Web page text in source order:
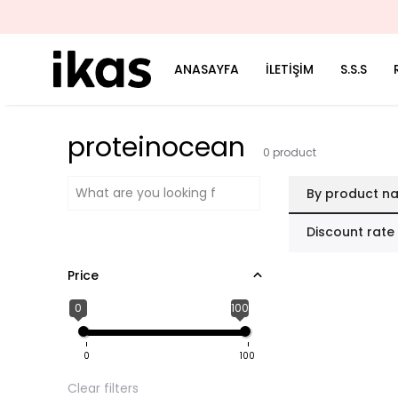
ANASAYFA İLETİŞİM S.S.S
proteinocean 0 product
By product
Discount
Price
0 100
0 100
Clear filters